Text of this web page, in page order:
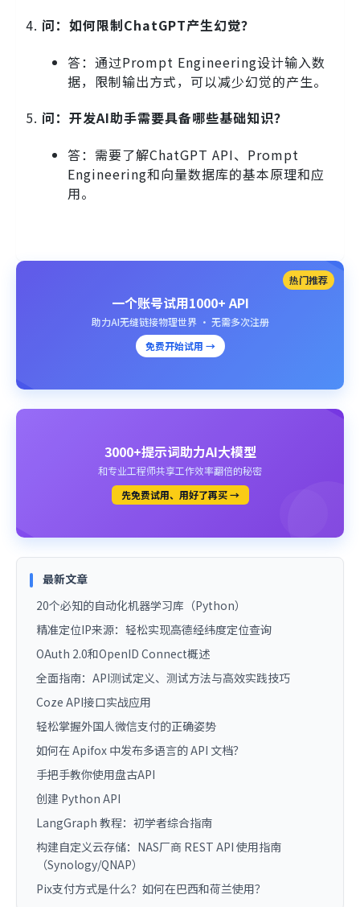
问：如何限制ChatGPT产生幻觉？
答：通过Prompt Engineering设计输入数
据，限制输出方式，可以减少幻觉的产生。
问：开发AI助手需要具备哪些基础知识？
答：需要了解ChatGPT API、Prompt
Engineering和向量数据库的基本原理和应
用。
热门推荐
一个账号试用1000+ API
助力AI无缝链接物理世界 · 无需多次注册
免费开始试用 →
3000+提示词助力AI大模型
和专业工程师共享工作效率翻倍的秘密
先免费试用、用好了再买 →
最新文章
20个必知的自动化机器学习库（Python）
精准定位IP来源：轻松实现高德经纬度定位查询
OAuth 2.0和OpenID Connect概述
全面指南：API测试定义、测试方法与高效实践技巧
Coze API接口实战应用
轻松掌握外国人微信支付的正确姿势
如何在 Apifox 中发布多语言的 API 文档？
手把手教你使用盘古API
创建 Python API
LangGraph 教程：初学者综合指南
构建自定义云存储：NAS厂商 REST API 使用指南
（Synology/QNAP）
Pix支付方式是什么？如何在巴西和荷兰使用？